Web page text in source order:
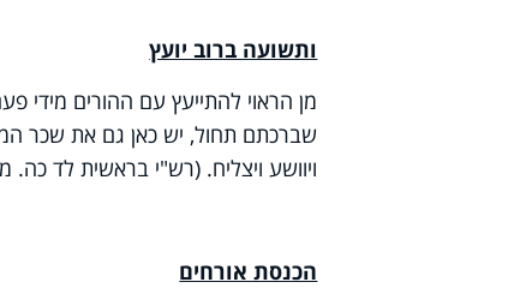
ותשועה ברוב יועץ
מן הראוי להתייעץ עם ההורים
שברכתם תחול, יש כאן גם את שכר
ויוושע ויצליח. (רש"י בראשית לד
הכנסת אורחים